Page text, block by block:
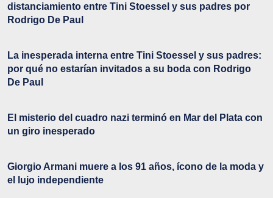
distanciamiento entre Tini Stoessel y sus padres por
Rodrigo De Paul
La inesperada interna entre Tini Stoessel y sus padres:
por qué no estarían invitados a su boda con Rodrigo
De Paul
El misterio del cuadro nazi terminó en Mar del Plata con
un giro inesperado
Giorgio Armani muere a los 91 años, ícono de la moda y
el lujo independiente